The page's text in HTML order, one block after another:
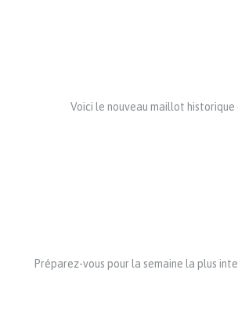
Voici le nouveau maillot historique
Préparez-vous pour la semaine la plus